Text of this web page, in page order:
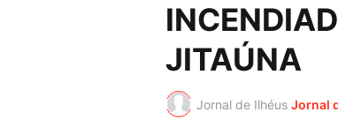
JITAÚNA
Jornal de Ilhéus Jornal